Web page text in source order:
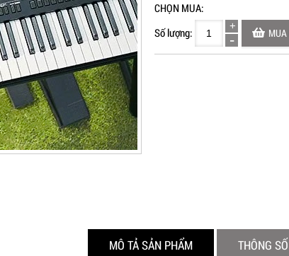
CHỌN MUA:
Số lượng:
MUA
MÔ TẢ SẢN PHẨM THÔNG